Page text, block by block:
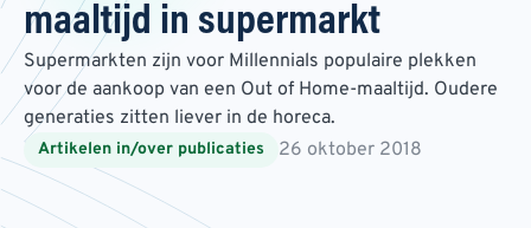
maaltijd in supermarkt
Supermarkten zijn voor Millennials populaire plekken
voor de aankoop van een Out of Home-maaltijd. Oudere
generaties zitten liever in de horeca.
Artikelen in/over publicaties 26 oktober 2018